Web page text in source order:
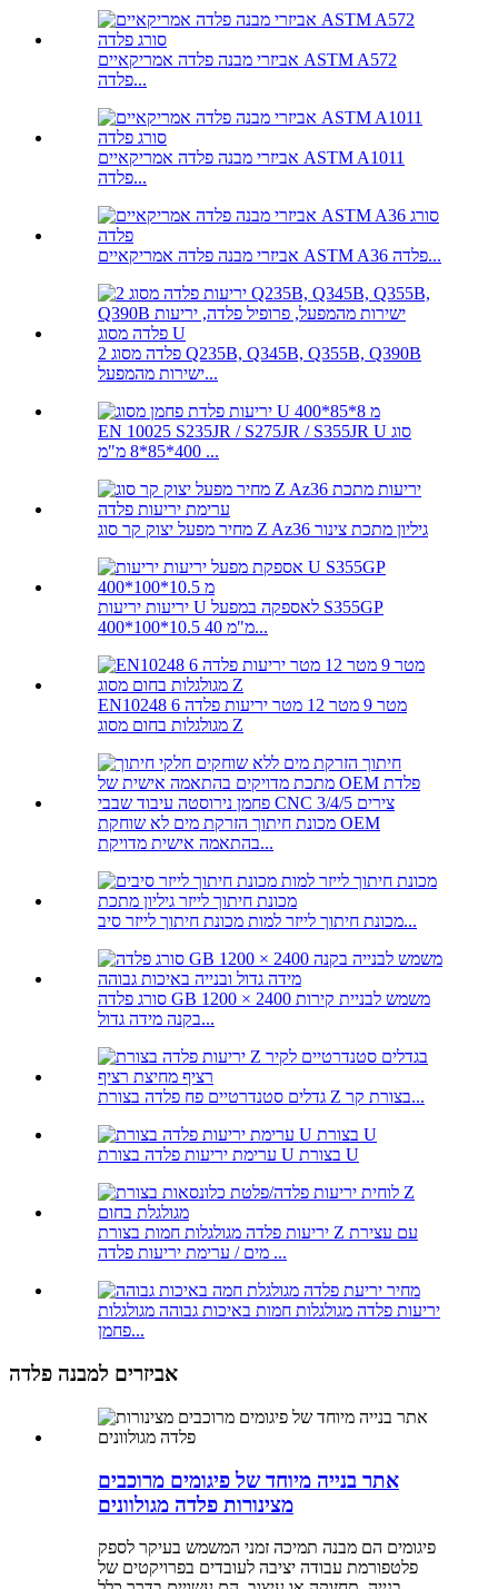
אביזרי מבנה פלדה אמריקאיים ASTM A572
פלדה...
אביזרי מבנה פלדה אמריקאיים ASTM A1011
פלדה...
אביזרי מבנה פלדה אמריקאיים ASTM A36 פלדה...
פלדה מסוג 2 Q235B, Q345B, Q355B, Q390B
ישירות מהמפעל...
EN 10025 S235JR / S275JR / S355JR U סוג
400*85*8 מ"מ ...
מחיר מפעל יצוק קר סוג Z Az36 גיליון מתכת צינור
יריעות יריעות U לאספקה ​​במפעל S355GP
400*100*10.5 מ"מ 40...
EN10248 6 מטר 9 מטר 12 מטר יריעות פלדה
מגולגלות בחום מסוג Z
מכונת חיתוך הזרקת מים לא שוחקת OEM
בהתאמה אישית מדויקת...
מכונת חיתוך לייזר למות מכונת חיתוך לייזר סיב...
סורג פלדה GB 1200 × 2400 משמש לבניית קירות
בקנה מידה גדול...
גדלים סטנדרטיים פח פלדה בצורת Z בצורת קר...
ערימת יריעות פלדה בצורת U בצורת U
יריעות פלדה מגולגלות חמות בצורת Z עם עצירת
מים / ערימת יריעות פלדה ...
יריעות פלדה מגולגלות חמות באיכות גבוהה מגולגלות
פחמן...
אביזרים למבנה פלדה
אתר בנייה מיוחד של פיגומים מרוכבים
מצינורות פלדה מגולוונים
פיגומים הם מבנה תמיכה זמני המשמש בעיקר לספק
פלטפורמת עבודה יציבה לעובדים בפרויקטים של